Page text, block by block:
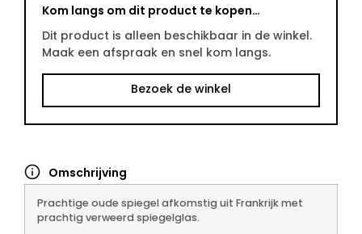
Kom langs om dit product te kopen…
Dit product is alleen beschikbaar in de winkel.
Maak een afspraak en snel kom langs.
Bezoek de winkel
Omschrijving
Prachtige oude spiegel afkomstig uit Frankrijk met
prachtig verweerd spiegelglas.